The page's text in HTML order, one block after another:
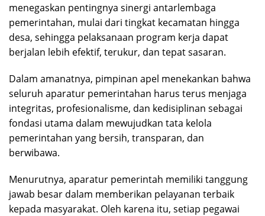
menegaskan pentingnya sinergi antarlembaga
pemerintahan, mulai dari tingkat kecamatan hingga
desa, sehingga pelaksanaan program kerja dapat
berjalan lebih efektif, terukur, dan tepat sasaran.
Dalam amanatnya, pimpinan apel menekankan bahwa
seluruh aparatur pemerintahan harus terus menjaga
integritas, profesionalisme, dan kedisiplinan sebagai
fondasi utama dalam mewujudkan tata kelola
pemerintahan yang bersih, transparan, dan
berwibawa.
Menurutnya, aparatur pemerintah memiliki tanggung
jawab besar dalam memberikan pelayanan terbaik
kepada masyarakat. Oleh karena itu, setiap pegawai